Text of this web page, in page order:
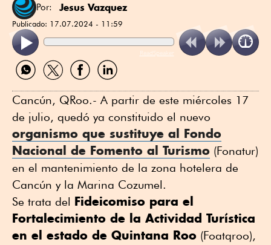
Por: Jesus Vazquez
Publicado: 17.07.2024 - 11:59
ReadSpeaker
Compartir
por
Compartir
por
Compartir
por
Compartir
por
Cancún, QRoo.- A partir de este miércoles 17
de julio, quedó ya constituido el nuevo
organismo que sustituye al Fondo
Nacional de Fomento al Turismo (Fonatur)
en el mantenimiento de la zona hotelera de
Cancún y la Marina Cozumel.
Se trata del Fideicomiso para el
Fortalecimiento de la Actividad Turística
en el estado de Quintana Roo (Foatqroo),